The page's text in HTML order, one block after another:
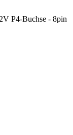
P4-Buchse - 8pin